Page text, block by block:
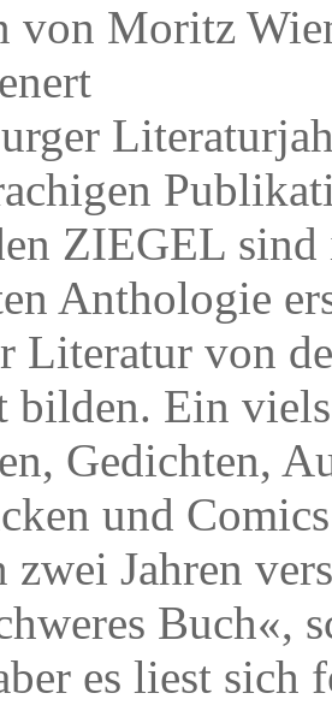
von Moritz
ZIEGEL sind
Anthologie
Literatur von
bilden. Ein
Gedichten,
und
zwei Jahren
Buch«,
es liest sich